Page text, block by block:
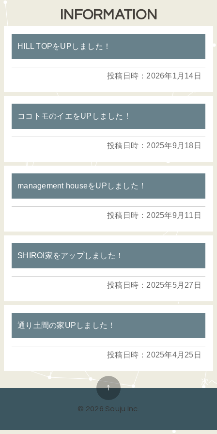
INFORMATION
HILL TOPをUPしました！
投稿日時：2026年1月14日
ココトモのイエをUPしました！
投稿日時：2025年9月18日
management houseをUPしました！
投稿日時：2025年9月11日
SHIROI家をアップしました！
投稿日時：2025年5月27日
通り土間の家UPしました！
投稿日時：2025年4月25日
次へ
↑
© 2026 Souju Inc.